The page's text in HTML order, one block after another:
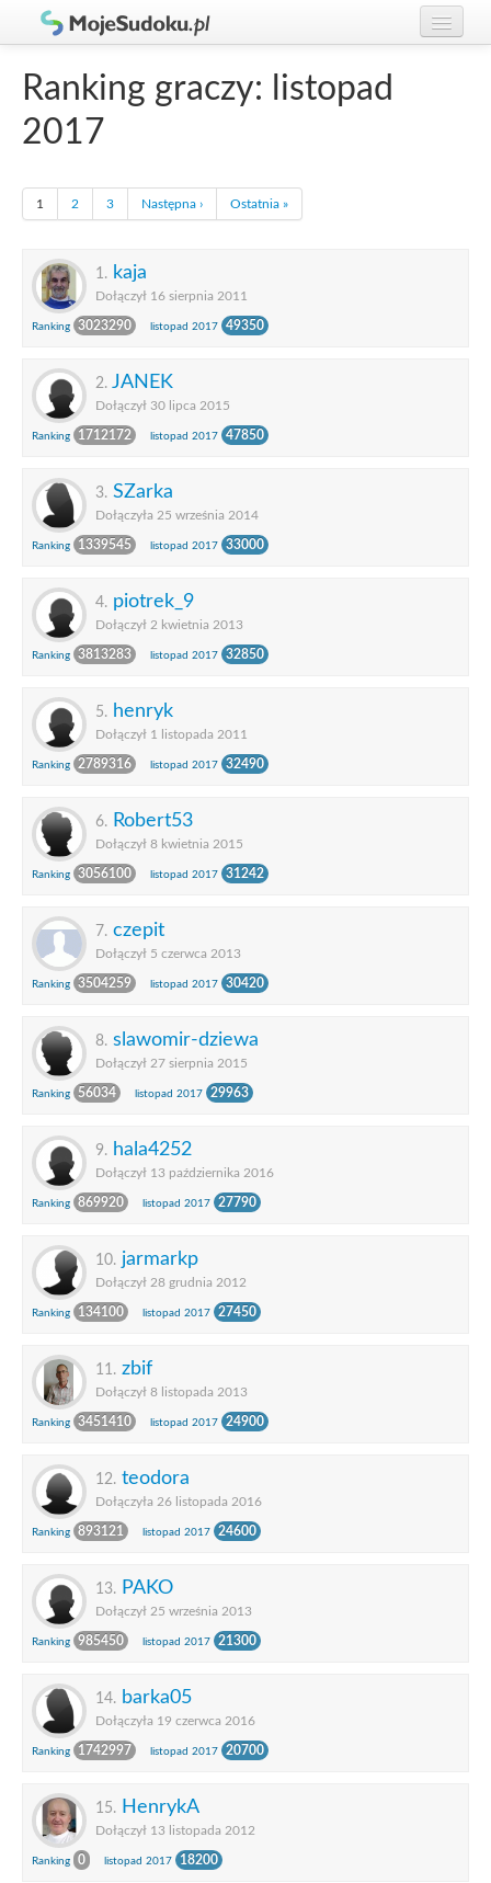
Gracze
Ranking graczy: listopad
2017
1 2 3 Następna › Ostatnia »
1. kaja
Dołączył 16 sierpnia 2011
Ranking 3023290 listopad 2017 49350
2. JANEK
Dołączył 30 lipca 2015
Ranking 1712172 listopad 2017 47850
3. SZarka
Dołączyła 25 września 2014
Ranking 1339545 listopad 2017 33000
4. piotrek_9
Dołączył 2 kwietnia 2013
Ranking 3813283 listopad 2017 32850
5. henryk
Dołączył 1 listopada 2011
Ranking 2789316 listopad 2017 32490
6. Robert53
Dołączył 8 kwietnia 2015
Ranking 3056100 listopad 2017 31242
7. czepit
Dołączył 5 czerwca 2013
Ranking 3504259 listopad 2017 30420
8. slawomir-dziewa
Dołączył 27 sierpnia 2015
Ranking 56034 listopad 2017 29963
9. hala4252
Dołączył 13 października 2016
Ranking 869920 listopad 2017 27790
10. jarmarkp
Dołączył 28 grudnia 2012
Ranking 134100 listopad 2017 27450
11. zbif
Dołączył 8 listopada 2013
Ranking 3451410 listopad 2017 24900
12. teodora
Dołączyła 26 listopada 2016
Ranking 893121 listopad 2017 24600
13. PAKO
Dołączył 25 września 2013
Ranking 985450 listopad 2017 21300
14. barka05
Dołączyła 19 czerwca 2016
Ranking 1742997 listopad 2017 20700
15. HenrykA
Dołączył 13 listopada 2012
Ranking 0 listopad 2017 18200